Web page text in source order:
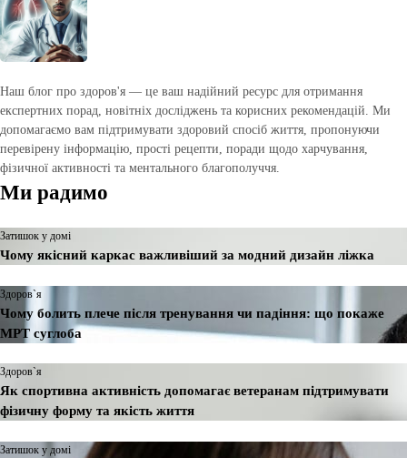
Наш блог про здоров'я — це ваш надійний ресурс для отримання
експертних порад, новітніх досліджень та корисних рекомендацій. Ми
допомагаємо вам підтримувати здоровий спосіб життя, пропонуючи
перевірену інформацію, прості рецепти, поради щодо харчування,
фізичної активності та ментального благополуччя.
Ми радимо
Затишок у домі
Чому якісний каркас важливіший за модний дизайн ліжка
Здоров`я
Чому болить плече після тренування чи падіння: що покаже
МРТ суглоба
Здоров`я
Як спортивна активність допомагає ветеранам підтримувати
фізичну форму та якість життя
Затишок у домі